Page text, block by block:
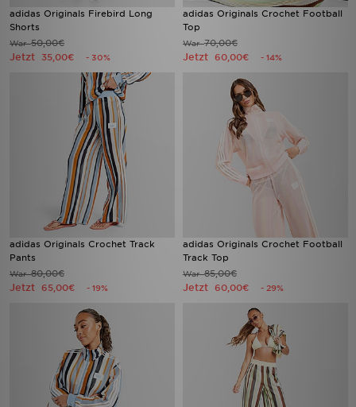
adidas Originals Firebird Long
Shorts
War50,00€
Jetzt 35,00€ - 30%
adidas Originals Crochet Football
Top
War70,00€
Jetzt 60,00€ - 14%
adidas Originals Crochet Track
Pants
War80,00€
Jetzt 65,00€ - 19%
adidas Originals Crochet Football
Track Top
War85,00€
Jetzt 60,00€ - 29%